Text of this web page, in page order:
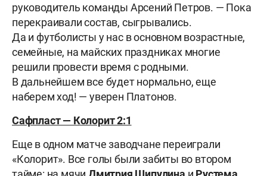
руководитель команды Арсений Петров. — Пока
перекраивали состав, сыгрывались.
Да и футболисты у нас в основном возрастные,
семейные, на майских праздниках многие
решили провести время с родными.
В дальнейшем все будет нормально, еще
наберем ход! — уверен Платонов.
Сафпласт — Колорит 2:1
Еще в одном матче заводчане переиграли
«Колорит». Все голы были забиты во втором